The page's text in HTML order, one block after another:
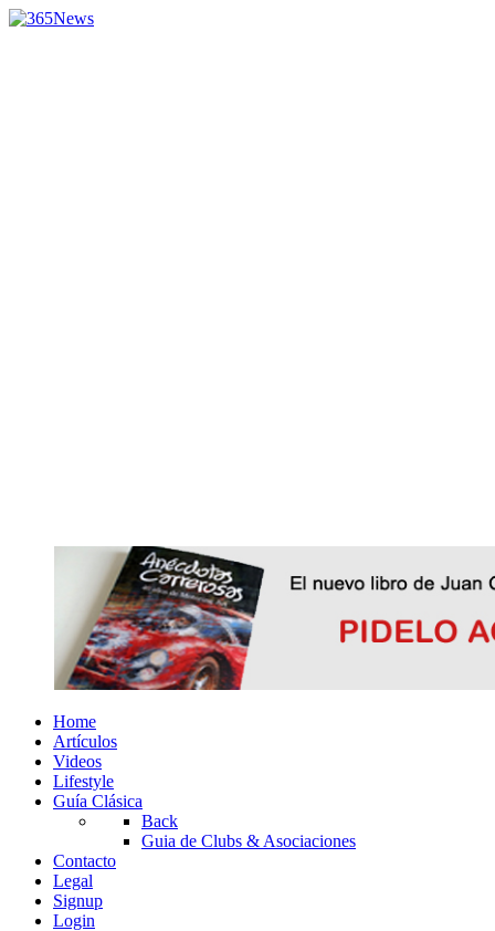
Home
Artículos
Videos
Lifestyle
Guía Clásica
Back
Guia de Clubs & Asociaciones
Contacto
Legal
Signup
Login